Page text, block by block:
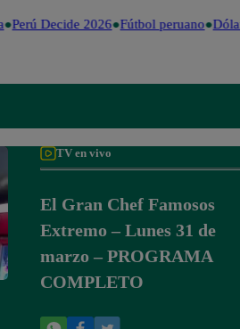
Perú Decide 2026 Fútbol peruano Dólar
TV en vivo
El Gran Chef Famosos
Extremo – Lunes 31 de
marzo – PROGRAMA
COMPLETO